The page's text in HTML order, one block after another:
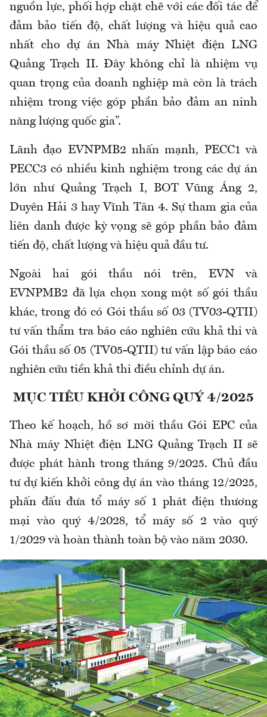
nguồn lực, phối hợp chặt chẽ với các đối tác để
đảm bảo tiến độ, chất lượng và hiệu quả cao
nhất cho dự án Nhà máy Nhiệt điện LNG
Quảng Trạch II. Đây không chỉ là nhiệm vụ
quan trọng của doanh nghiệp mà còn là trách
nhiệm trong việc góp phần bảo đảm an ninh
năng lượng quốc gia”.
Lãnh đạo EVNPMB2 nhấn mạnh, PECC1 và
PECC3 có nhiều kinh nghiệm trong các dự án
lớn như Quảng Trạch I, BOT Vũng Áng 2,
Duyên Hải 3 hay Vĩnh Tân 4. Sự tham gia của
liên danh được kỳ vọng sẽ góp phần bảo đảm
tiến độ, chất lượng và hiệu quả đầu tư.
Ngoài hai gói thầu nói trên, EVN và
EVNPMB2 đã lựa chọn xong một số gói thầu
khác, trong đó có Gói thầu số 03 (TV03-QTII)
tư vấn thẩm tra báo cáo nghiên cứu khả thi và
Gói thầu số 05 (TV05-QTII) tư vấn lập báo cáo
nghiên cứu tiền khả thi điều chỉnh dự án.
MỤC TIÊU KHỞI CÔNG QUÝ 4/2025
Theo kế hoạch, hồ sơ mời thầu Gói EPC của
Nhà máy Nhiệt điện LNG Quảng Trạch II sẽ
được phát hành trong tháng 9/2025. Chủ đầu
tư dự kiến khởi công dự án vào tháng 12/2025,
phấn đấu đưa tổ máy số 1 phát điện thương
mại vào quý 4/2028, tổ máy số 2 vào quý
1/2029 và hoàn thành toàn bộ vào năm 2030.